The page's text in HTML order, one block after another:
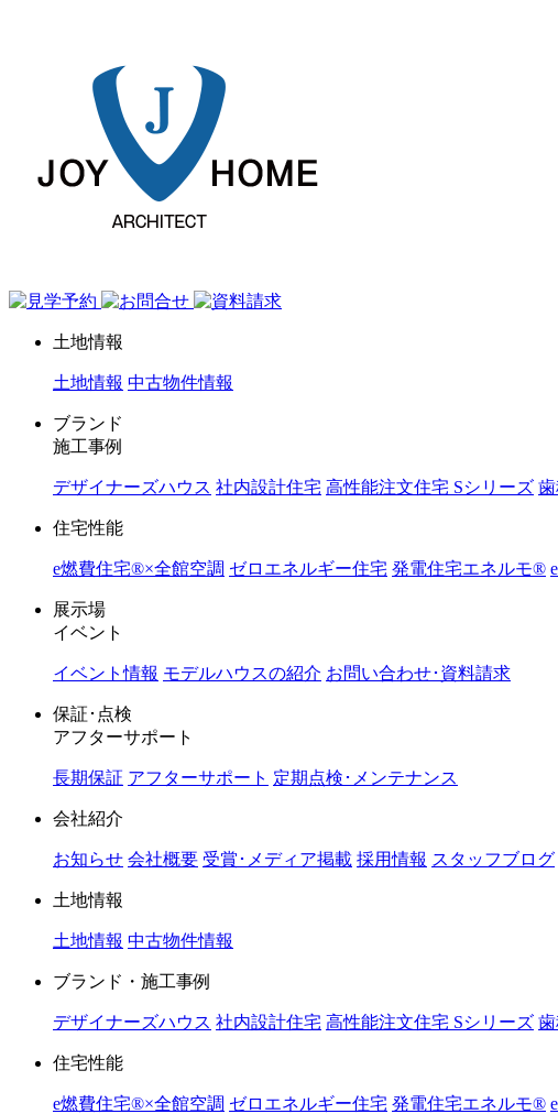
土地情報
土地情報 中古物件情報
ブランド
施工事例
デザイナーズハウス 社内設計住宅 高性能注文住宅 Sシリーズ
住宅性能
e燃費住宅®︎×全館空調 ゼロエネルギー住宅 発電住宅エネルモ®︎
展示場
イベント
イベント情報 モデルハウスの紹介 お問い合わせ･資料請求
保証･点検
アフターサポート
長期保証 アフターサポート 定期点検･メンテナンス
会社紹介
お知らせ 会社概要 受賞･メディア掲載 採用情報 スタッフブログ
土地情報
土地情報 中古物件情報
ブランド・施工事例
デザイナーズハウス 社内設計住宅 高性能注文住宅 Sシリーズ
住宅性能
e燃費住宅®︎×全館空調 ゼロエネルギー住宅 発電住宅エネルモ®︎